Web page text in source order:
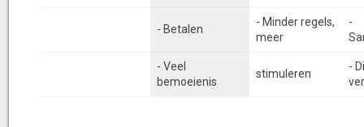
- Betalen
- Minder regels,
meer
-
- Veel
bemoeienis
stimuleren
-